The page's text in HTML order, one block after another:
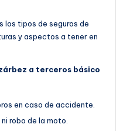
los tipos de seguros de
y aspectos a tener en
a terceros básico
en caso de accidente.
robo de la moto.